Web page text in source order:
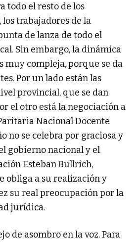
todo el resto de los
trabajadores de la
de lanza de todo el
Sin embargo, la dinámica
muy compleja, porque se da
Por un lado están las
provincial, que se dan
el otro está la negociación a
Nacional Docente
no se celebra por graciosa y
gobierno nacional y el
Esteban Bullrich,
obliga a su realización y
su real preocupación por la
jurídica.
de asombro en la voz. Para